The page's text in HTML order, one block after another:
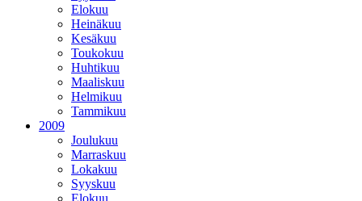
Elokuu
Heinäkuu
Kesäkuu
Toukokuu
Huhtikuu
Maaliskuu
Helmikuu
Tammikuu
2009
Joulukuu
Marraskuu
Lokakuu
Syyskuu
Elokuu